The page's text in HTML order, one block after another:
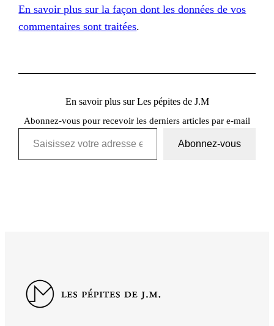
En savoir plus sur la façon dont les données de vos
commentaires sont traitées.
En savoir plus sur Les pépites de J.M
Abonnez-vous pour recevoir les derniers articles par e-mail
Saisissez votre adresse e-mail…
Abonnez-vous